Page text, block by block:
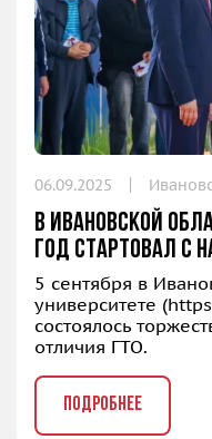
06.09.2025
В Ивановской
год стартовал с
5 сентября в
университете (
состоялось
отличия ГТО.
ПОДРОБНЕЕ